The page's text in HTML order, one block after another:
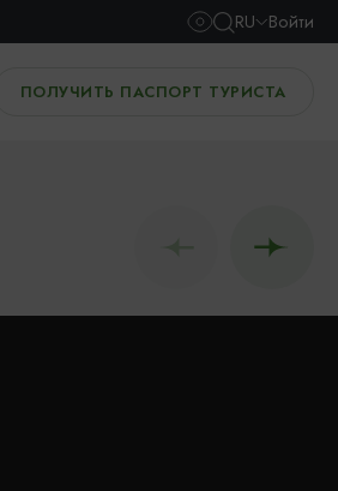
RU Войти
ПОЛУЧИТЬ ПАСПОРТ ТУРИСТА